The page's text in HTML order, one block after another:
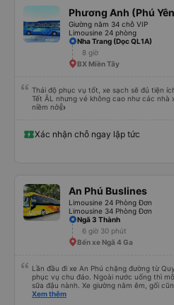
tôi không?&quot; Vốn dĩ tôi đến lúc 2h30
mà tài xế bảo tôi ngủ thêm và đợi ở
bằng xe limousine vào buổi sáng. .Tôi
ngốc quá.. Tôi vẫn nghĩ rằng nếu không
ơn từ tận đáy lòng.. 79-05527 Cảm ơn tài
chưa biết cách thực hiện, hãy xem
&quot;B Bạn bị sao vậy?&quot; Chuyện
là 2:30 và tôi đang nói về nó. ạn bằng xe
Phương Anh (Phú
Giường nằm 34 chỗ VIP
Limousine 24 phòng
Nha Trang (Dọc QL1A)
8 giờ
BX Miền Tây
Thái độ phục vụ tốt, xe sạch sẽ đủ tiện
Tết ÂL nhưng vé không cao như các nhà
niềm nở👍
Xác nhận chỗ ngay lập tức
An Phú Buslines
Limousine 24 Phòng Đơn
Limousine 34 Phòng Đơn
Ngã 3 Thành
6 giờ 30 phút
Bến xe Ngã 4 Ga
Lần đầu đi xe An Phú chặng đường từ
phục vụ chu đáo. Ngoài nước uống thì
sữa đậu nành. Xe giường nằm êm, gối
treo thêm ở mỗi giường một cái giỏ nhỏ
Xem thêm